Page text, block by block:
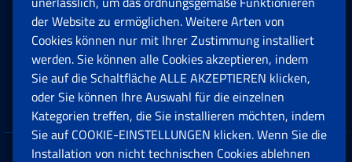
Arbeit
Beihilfen, Subventionen und Entschädigungen
Unternehmen und Freiberufler
der Website zu ermöglichen. Weitere Arten von
Cookies können nur mit Ihrer Zustimmung installiert
werden. Sie können alle Cookies akzeptieren, indem
Sie auf die Schaltfläche ALLE AKZEPTIEREN klicken,
oder Sie können Ihre Auswahl für die einzelnen
Kategorien treffen, die Sie installieren möchten, indem
Sie auf COOKIE-EINSTELLUNGEN klicken. Wenn Sie die
Installation von nicht technischen Cookies ablehnen